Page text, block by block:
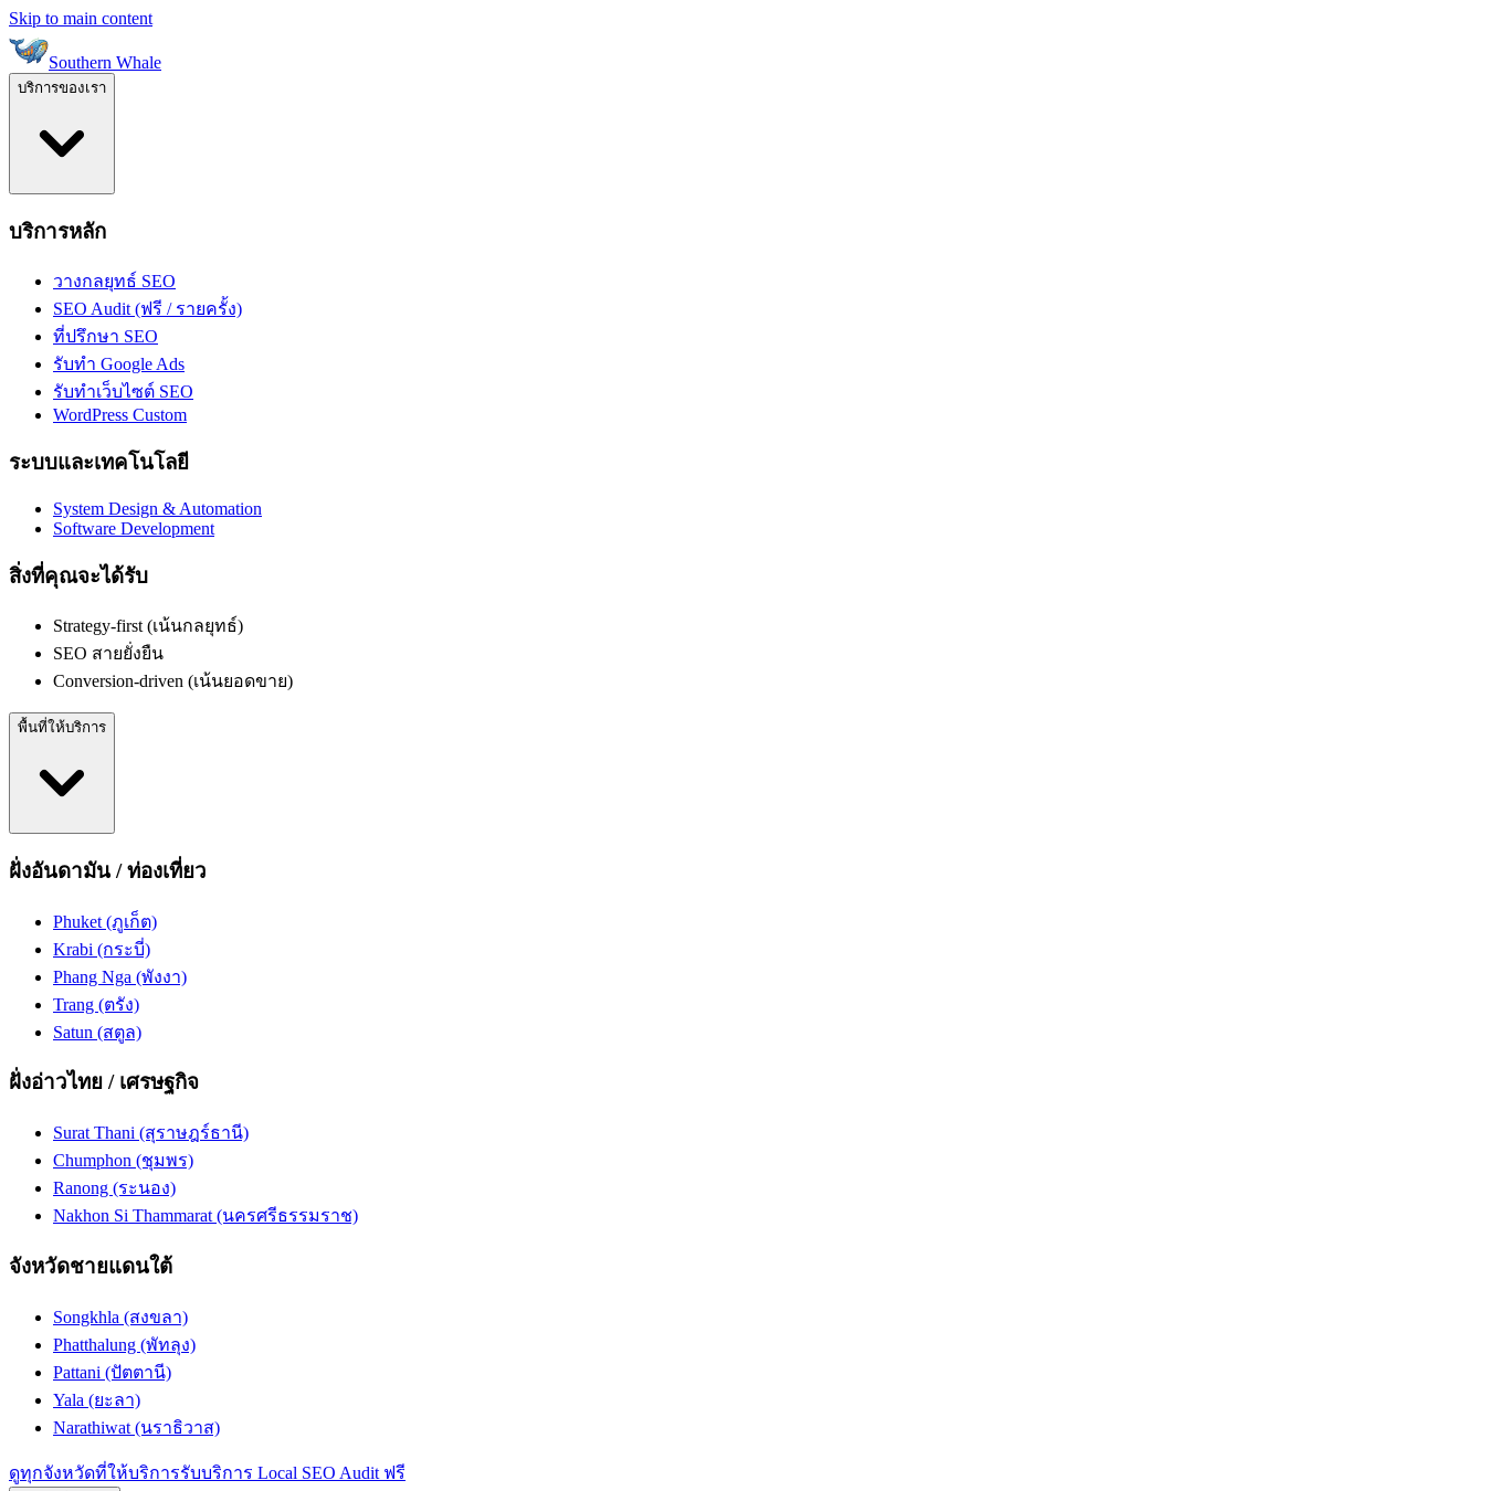
Skip to main content
Southern Whale
บริการของเรา
บริการหลัก
วางกลยุทธ์ SEO
SEO Audit (ฟรี / รายครั้ง)
ที่ปรึกษา SEO
รับทำ Google Ads
รับทำเว็บไซต์ SEO
WordPress Custom
ระบบและเทคโนโลยี
System Design & Automation
Software Development
สิ่งที่คุณจะได้รับ
Strategy-first (เน้นกลยุทธ์)
SEO สายยั่งยืน
Conversion-driven (เน้นยอดขาย)
พื้นที่ให้บริการ
ฝั่งอันดามัน / ท่องเที่ยว
Phuket (ภูเก็ต)
Krabi (กระบี่)
Phang Nga (พังงา)
Trang (ตรัง)
Satun (สตูล)
ฝั่งอ่าวไทย / เศรษฐกิจ
Surat Thani (สุราษฎร์ธานี)
Chumphon (ชุมพร)
Ranong (ระนอง)
Nakhon Si Thammarat (นครศรีธรรมราช)
จังหวัดชายแดนใต้
Songkhla (สงขลา)
Phatthalung (พัทลุง)
Pattani (ปัตตานี)
Yala (ยะลา)
Narathiwat (นราธิวาส)
ดูทุกจังหวัดที่ให้บริการรับบริการ Local SEO Audit ฟรี